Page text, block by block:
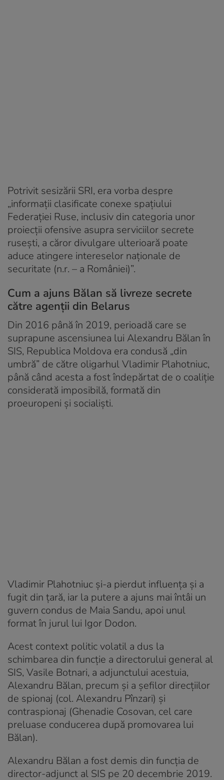
Potrivit sesizării SRI, era vorba despre
„informații clasificate conexe spațiului
Federației Ruse, inclusiv din categoria unor
proiecții ofensive asupra serviciilor secrete
rusești, a căror divulgare ulterioară poate
aduce atingere intereselor naționale de
securitate (n.r. – a României)”.
Cum a ajuns Bălan să livreze secrete
către agenții din Belarus
Din 2016 până în 2019, perioadă care se
suprapune ascensiunea lui Alexandru Bălan în
SIS, Republica Moldova era condusă „din
umbră” de către oligarhul Vladimir Plahotniuc,
până când acesta a fost îndepărtat de o coaliție
considerată imposibilă, formată din
proeuropeni și socialiști.
Vladimir Plahotniuc și-a pierdut influența și a
fugit din țară, iar la putere a ajuns mai întâi un
guvern condus de Maia Sandu, apoi unul
format în jurul lui Igor Dodon.
Acest context politic volatil a dus la
schimbarea din funcție a directorului general al
SIS, Vasile Botnari, a adjunctului acestuia,
Alexandru Bălan, precum și a șefilor direcțiilor
de spionaj (col. Alexandru Pînzari) și
contraspionaj (Ghenadie Cosovan, cel care
preluase conducerea după promovarea lui
Bălan).
Alexandru Bălan a fost demis din funcția de
director-adjunct al SIS pe 20 decembrie 2019.